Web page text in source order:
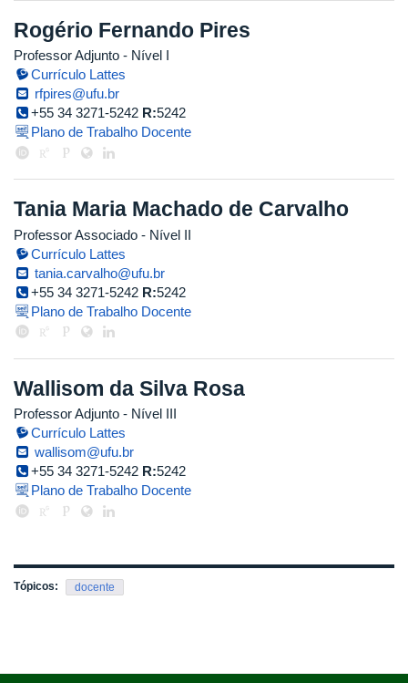
Rogério Fernando Pires
Professor Adjunto - Nível I
Currículo Lattes
rfpires@ufu.br
+55 34 3271-5242 R:5242
Plano de Trabalho Docente
Tania Maria Machado de Carvalho
Professor Associado - Nível II
Currículo Lattes
tania.carvalho@ufu.br
+55 34 3271-5242 R:5242
Plano de Trabalho Docente
Wallisom da Silva Rosa
Professor Adjunto - Nível III
Currículo Lattes
wallisom@ufu.br
+55 34 3271-5242 R:5242
Plano de Trabalho Docente
Tópicos: docente